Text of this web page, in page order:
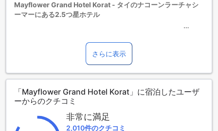
追加料金が適用されることがありますのでご了承ください。
Mayflower Grand Hotel Korat - タイのナコーンラーチャシ
ーマーにある2.5つ星ホテル
Mayflower Grand Hotel Koratは、タイのナコーンラーチャシ
ーマーに位置する2.5つ星ホテルです。このホテルは、快適な
滞在をお約束します。チェックインは午後2時から可能で、チ
ェックアウトは正午までとなっています。ホテルには合計120
室の客室があり、さまざまなタイプのお部屋をご用意してい
ます。また、2歳から3歳までのお子様は無料でご宿泊いただ
けますので、ご家族での旅行にも最適です。Mayflower
Grand Hotel Koratは、お客様の快適な滞在をお約束します。
さらに表示
「Mayflower Grand Hotel Korat」に宿泊したユーザ
ーからのクチコミ
非常に満足
2,010件のクチコミ